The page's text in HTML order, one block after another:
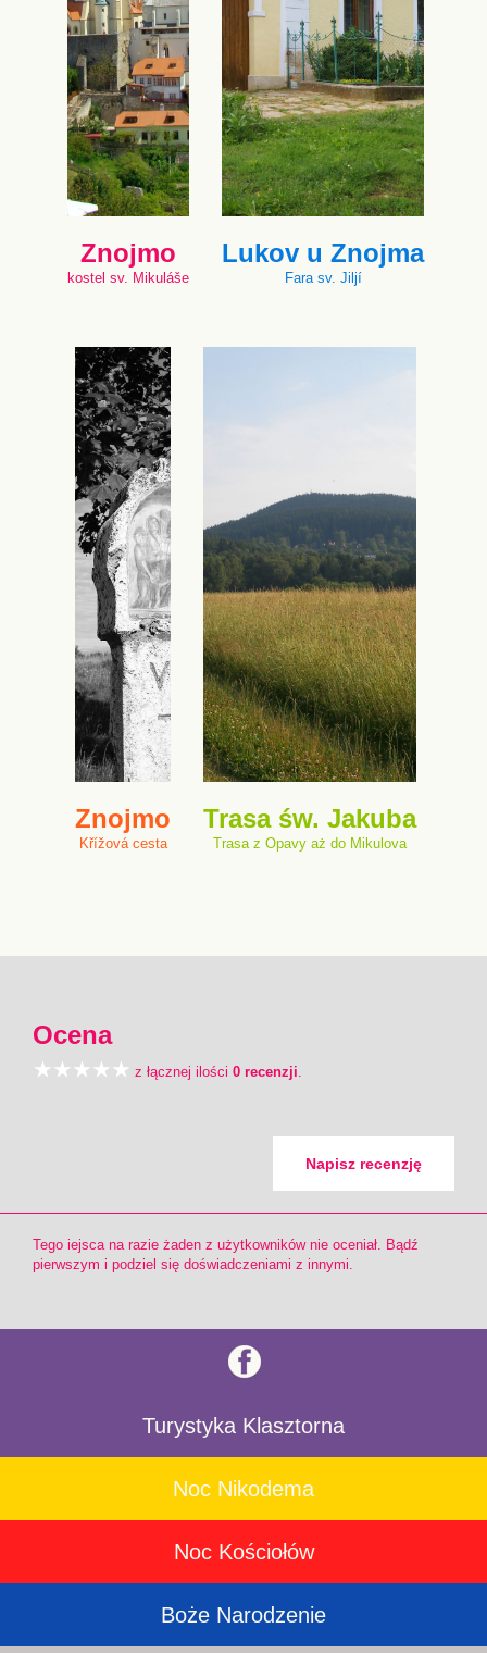
Znojmo
kostel sv. Mikuláše
Lukov u Znojma
Fara sv. Jiljí
Znojmo
Křížová cesta
Trasa św. Jakuba
Trasa z Opavy aż do Mikulova
Ocena
z łącznej ilości 0 recenzji.
Napisz recenzję
Tego iejsca na razie żaden z użytkowników nie oceniał. Bądź
pierwszym i podziel się doświadczeniami z innymi.
Turystyka Klasztorna
Noc Nikodema
Noc Kościołów
Boże Narodzenie